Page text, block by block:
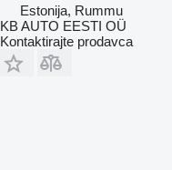
Estonija, Rummu
KB AUTO EESTI OÜ
Kontaktirajte prodavca